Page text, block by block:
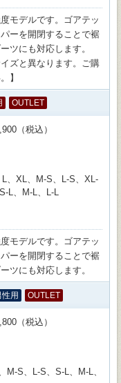
モデルです。ゴアテッ
ーを開閉することで裾
ツにも対応します。
ズと異なります。ご購
】
OUTLET
（税込）
、XL、M-S、L-S、XL-
L、M-L、L-L
モデルです。ゴアテッ
ーを開閉することで裾
ツにも対応します。
性用 OUTLET
（税込）
M-S、L-S、S-L、M-L、